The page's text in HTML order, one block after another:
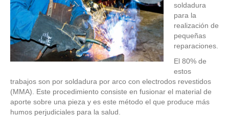
soldadura
para la
realización de
pequeñas
reparaciones.
El 80% de
estos
trabajos son por soldadura por arco con electrodos revestidos
(MMA). Este procedimiento consiste en fusionar el material de
aporte sobre una pieza y es este método el que produce más
humos perjudiciales para la salud.